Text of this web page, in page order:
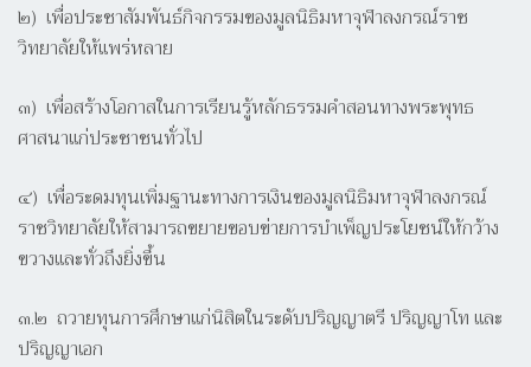
๒) เพื่อประชาสัมพันธ์กิจกรรมของมูลนิธิมหาจุฬาลงกรณ์ราช
วิทยาลัยให้แพร่หลาย
๓) เพื่อสร้างโอกาสในการเรียนรู้หลักธรรมคำสอนทางพระพุทธ
ศาสนาแก่ประชาชนทั่วไป
๔) เพื่อระดมทุนเพิ่มฐานะทางการเงินของมูลนิธิมหาจุฬาลงกรณ์
ราชวิทยาลัยให้สามารถขยายขอบข่ายการบำเพ็ญประโยชน์ให้กว้าง
ขวางและทั่วถึงยิ่งขึ้น
๓.๒ ถวายทุนการศึกษาแก่นิสิตในระดับปริญญาตรี ปริญญาโท และ
ปริญญาเอก